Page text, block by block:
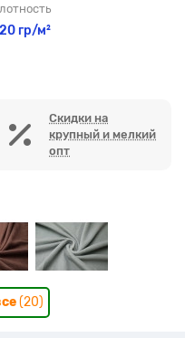
гр/м²
Скидки на
крупный и мелкий
опт
(20)